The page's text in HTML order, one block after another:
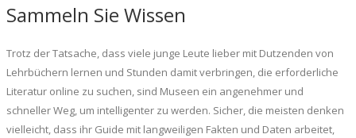
Sammeln Sie Wissen
Trotz der Tatsache, dass viele junge Leute lieber mit Dutzenden von
Lehrbüchern lernen und Stunden damit verbringen, die erforderliche
Literatur online zu suchen, sind Museen ein angenehmer und
schneller Weg, um intelligenter zu werden. Sicher, die meisten denken
vielleicht, dass ihr Guide mit langweiligen Fakten und Daten arbeitet,